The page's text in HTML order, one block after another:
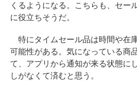
くるようになる。こちらも、セー
に役立ちそうだ。
特にタイムセール品は時間や在
可能性がある。気になっている商
て、アプリから通知が来る状態に
しがなくて済むと思う。